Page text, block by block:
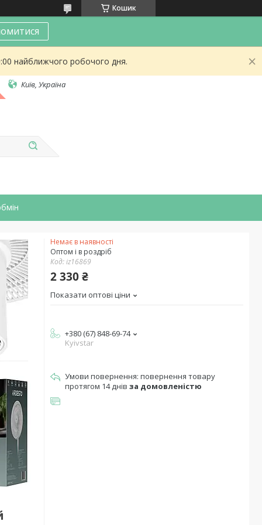
Кошик
найближчого робочого дня.
Київ, Україна
Немає в наявності
Оптом і в роздріб
Код:iz16869
2 330 ₴
Показати оптові ціни
+380 (67) 848-69-74
Kyivstar
повернення товару
протягом 14 днів за домовленістю